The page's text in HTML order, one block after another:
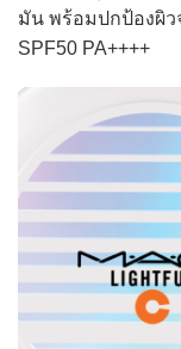
มัน พร้อมปกป้องผิว
SPF50 PA++++